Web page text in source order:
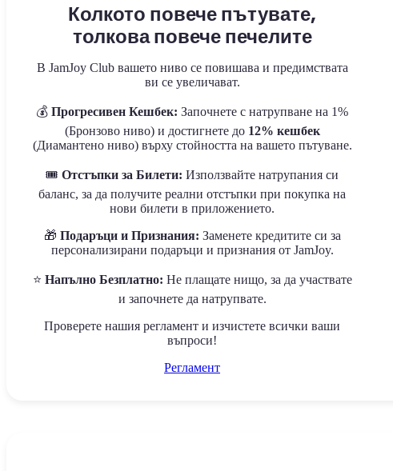
Колкото повече пътувате,
толкова повече печелите
В JamJoy Club вашето ниво се повишава и предимствата
ви се увеличават.
💰 Прогресивен Кешбек: Започнете с натрупване на 1%
(Бронзово ниво) и достигнете до 12% кешбек
(Диамантено ниво) върху стойността на вашето пътуване.
🎟️ Отстъпки за Билети: Използвайте натрупания си
баланс, за да получите реални отстъпки при покупка на
нови билети в приложението.
🎁 Подаръци и Признания: Заменете кредитите си за
персонализирани подаръци и признания от JamJoy.
⭐ Напълно Безплатно: Не плащате нищо, за да участвате
и започнете да натрупвате.
Проверете нашия регламент и изчистете всички ваши
въпроси!
Регламент